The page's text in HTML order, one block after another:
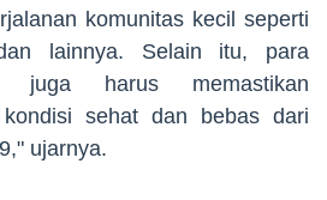
komunitas kecil seperti
lainnya. Selain itu, para
juga harus memastikan
sehat dan bebas dari
ujarnya.